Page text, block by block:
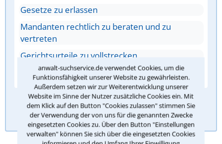
anwalt-suchservice.de verwendet Cookies, um die
Funktionsfähigkeit unserer Website zu gewährleisten.
Außerdem setzen wir zur Weiterentwicklung unserer
Website im Sinne der Nutzer zusätzliche Cookies ein. Mit
dem Klick auf den Button "Cookies zulassen" stimmen Sie
der Verwendung der von uns für die genannten Zwecke
eingesetzten Cookies zu. Über den Button "Einstellungen
verwalten" können Sie sich über die eingesetzten Cookies
Gesetze zu erlassen
Mandanten rechtlich zu beraten und zu
vertreten
Gerichtsurteile zu vollstrecken
Notarielle Urkunden zu beurkunden
Antwort überprüfen